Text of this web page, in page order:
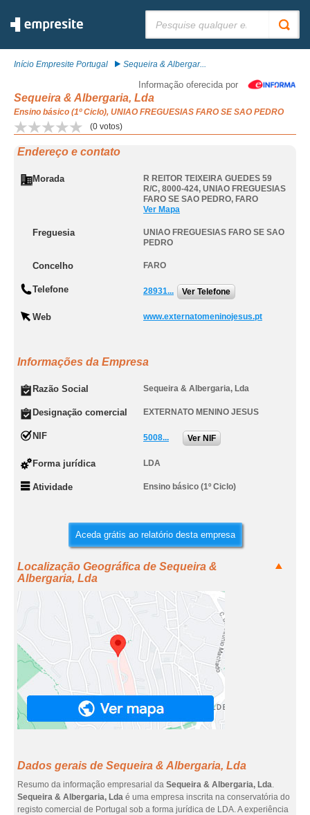
Início Empresite Portugal Sequeira & Albergar...
Informação oferecida por
Sequeira & Albergaria, Lda
Ensino básico (1º Ciclo), UNIAO FREGUESIAS FARO SE SAO PEDRO
(0 votos)
Endereço e contato
Morada
R REITOR TEIXEIRA GUEDES 59
R/C, 8000-424, UNIAO FREGUESIAS
FARO SE SAO PEDRO, FARO
Ver Mapa
Freguesia
UNIAO FREGUESIAS FARO SE SAO
PEDRO
Concelho FARO
Telefone 28931... Ver Telefone
Web www.externatomeninojesus.pt
Informações da Empresa
Razão Social Sequeira & Albergaria, Lda
Designação comercial EXTERNATO MENINO JESUS
NIF 5008... Ver NIF
Forma jurídica LDA
Atividade Ensino básico (1º Ciclo)
Aceda grátis ao relatório desta empresa
Localização Geográfica de Sequeira &
Albergaria, Lda
Dados gerais de Sequeira & Albergaria, Lda
Resumo da informação empresarial da Sequeira & Albergaria, Lda.
Sequeira & Albergaria, Lda é uma empresa inscrita na conservatória do
registo comercial de Portugal sob a forma jurídica de LDA. A experiência